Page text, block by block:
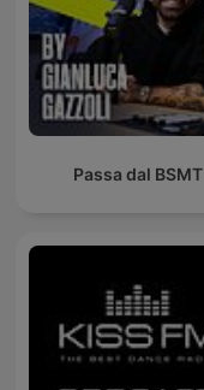
Passa dal BSMT